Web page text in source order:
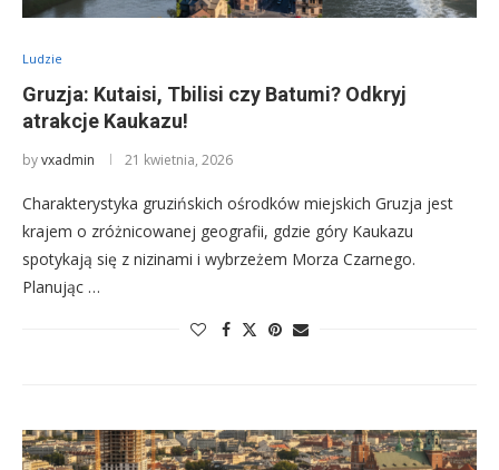
Ludzie
Gruzja: Kutaisi, Tbilisi czy Batumi? Odkryj
atrakcje Kaukazu!
byvxadmin 21 kwietnia, 2026
Charakterystyka gruzińskich ośrodków miejskich Gruzja jest
krajem o zróżnicowanej geografii, gdzie góry Kaukazu
spotykają się z nizinami i wybrzeżem Morza Czarnego.
Planując …